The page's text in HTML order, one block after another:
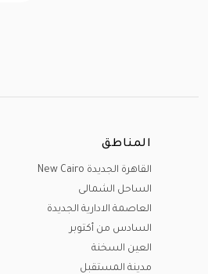
المناطق
القاهرة الجديدة New Cairo
الساحل الشمالى
العاصمة الادارية الجديدة
السادس من أكتوبر
العين السخنة
مدينة المستقبل